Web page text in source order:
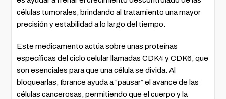
células tumorales, brindando al tratamiento una mayor
precisión y estabilidad a lo largo del tiempo.
Este medicamento actúa sobre unas proteínas
específicas del ciclo celular llamadas CDK4 y CDK6, que
son esenciales para que una célula se divida. Al
bloquearlas, Ibrance ayuda a “pausar” el avance de las
células cancerosas, permitiendo que el cuerpo y la